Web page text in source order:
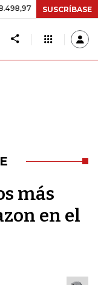
+$ 8.753,81 +2,19%
SUSCRÍBASE
más
en el